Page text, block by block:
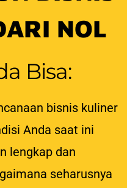
NOL
Bisa:
bisnis kuliner
Anda saat ini
lengkap dan
seharusnya